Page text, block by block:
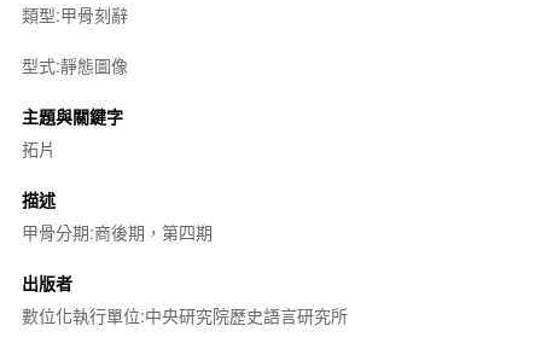
類型:甲骨刻辭
型式:靜態圖像
主題與關鍵字
拓片
描述
甲骨分期:商後期，第四期
出版者
數位化執行單位:中央研究院歷史語言研究所